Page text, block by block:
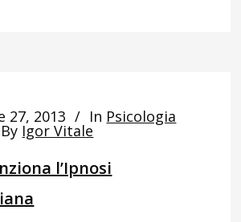
27, 2013 In Psicologia
By Igor Vitale
l’Ipnosi